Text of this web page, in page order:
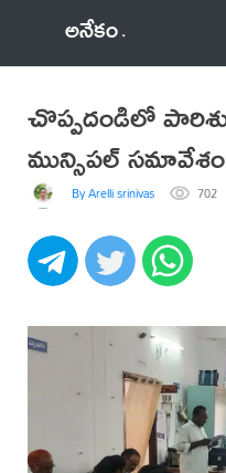
అనేకం
చొప్పదండిలో
మున్సిపల్ సమావేశం
By Arelli srinivas 702